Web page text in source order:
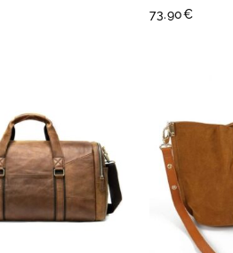
73.90€